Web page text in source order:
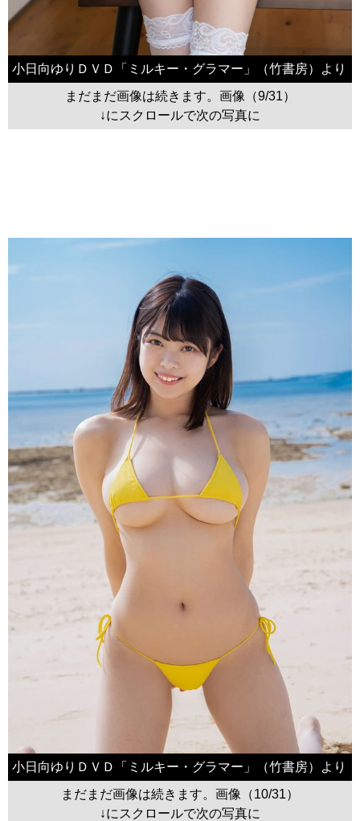
小日向ゆりＤＶＤ「ミルキー・グラマー」（竹書房）より
まだまだ画像は続きます。画像（9/31）
↓にスクロールで次の写真に
小日向ゆりＤＶＤ「ミルキー・グラマー」（竹書房）より
まだまだ画像は続きます。画像（10/31）
↓にスクロールで次の写真に